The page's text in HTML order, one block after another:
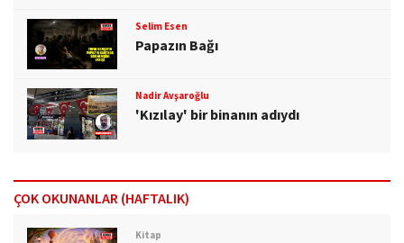
Selim Esen
Papazın Bağı
Nadir Avşaroğlu
'Kızılay' bir binanın adıydı
ÇOK OKUNANLAR (HAFTALIK)
Kitap